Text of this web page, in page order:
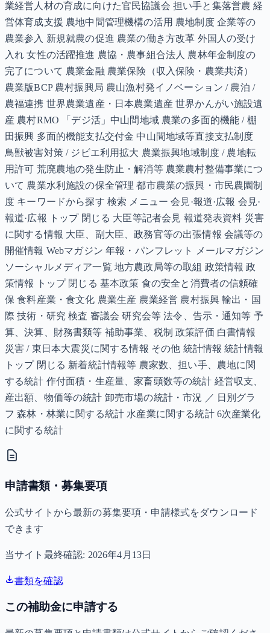
業経営人材の育成に向けた官民協議会 担い手と集落営農 経
営体育成支援 農地中間管理機構の活用 農地制度 企業等の
農業参入 新規就農の促進 農業の働き方改革 外国人の受け
入れ 女性の活躍推進 農協・農事組合法人 農林年金制度の
完了について 農業金融 農業保険（収入保険・農業共済）
農業版BCP 農村振興局 農山漁村発イノベーション / 農泊 /
農福連携 世界農業遺産・日本農業遺産 世界かんがい施設遺
産 農村RMO 「デジ活」中山間地域 農業の多面的機能 / 棚
田振興 多面的機能支払交付金 中山間地域等直接支払制度
鳥獣被害対策 / ジビエ利用拡大 農業振興地域制度 / 農地転
用許可 荒廃農地の発生防止・解消等 農業農村整備事業につ
いて 農業水利施設の保全管理 都市農業の振興・市民農園制
度 キーワードから探す 検索 メニュー 会見·報道·広報 会見·
報道·広報 トップ 閉じる 大臣等記者会見 報道発表資料 災害
に関する情報 大臣、副大臣、政務官等の出張情報 会議等の
開催情報 Webマガジン 年報・パンフレット メールマガジン
ソーシャルメディア一覧 地方農政局等の取組 政策情報 政
策情報 トップ 閉じる 基本政策 食の安全と消費者の信頼確
保 食料産業・食文化 農業生産 農業経営 農村振興 輸出・国
際 技術・研究 検査 審議会 研究会等 法令、告示・通知等 予
算、決算、財務書類等 補助事業、税制 政策評価 白書情報
災害 / 東日本大震災に関する情報 その他 統計情報 統計情報
トップ 閉じる 新着統計情報等 農家数、担い手、農地に関
する統計 作付面積・生産量、家畜頭数等の統計 経営収支、
産出額、物価等の統計 卸売市場の統計・市況 ／ 日別グラ
フ 森林・林業に関する統計 水産業に関する統計 6次産業化
に関する統計
申請書類・募集要項
公式サイトから最新の募集要項・申請様式をダウンロード
できます
当サイト最終確認: 2026年4月13日
書類を確認
この補助金に申請する